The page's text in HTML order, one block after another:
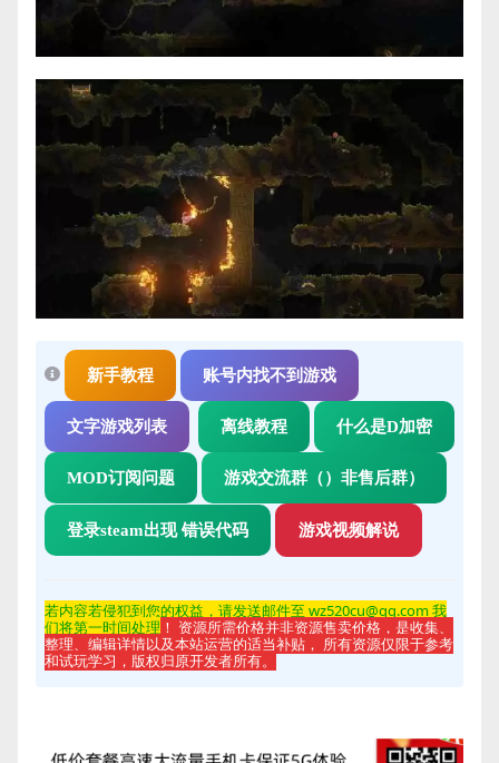
新手教程 账号内找不到游戏
文字游戏列表 离线教程 什么是D加密
MOD订阅问题 游戏交流群（）非售后群）
登录steam出现 错误代码 游戏视频解说
若内容若侵犯到您的权益，请发送邮件至 wz520cu@qq.com 我
们将第一时间处理 ！ 资源所需价格并非资源售卖价格，是收集、
整理、编辑详情以及本站运营的适当补贴， 所有资源仅限于参考
和试玩学习，版权归原开发者所有。